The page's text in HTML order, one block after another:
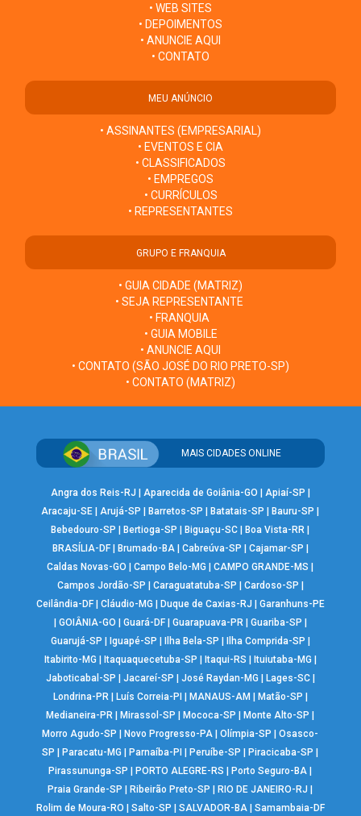
• WEB SITES
• DEPOIMENTOS
• ANUNCIE AQUI
• CONTATO
MEU ANÚNCIO
• ASSINANTES (EMPRESARIAL)
• EVENTOS E CIA
• CLASSIFICADOS
• EMPREGOS
• CURRÍCULOS
• REPRESENTANTES
GRUPO E FRANQUIA
• GUIA CIDADE (MATRIZ)
• SEJA REPRESENTANTE
• FRANQUIA
• GUIA MOBILE
• ANUNCIE AQUI
• CONTATO (SÃO JOSÉ DO RIO PRETO-SP)
• CONTATO (MATRIZ)
MAIS CIDADES ONLINE
Angra dos Reis-RJ | Aparecida de Goiânia-GO | Apiaí-SP |
Aracaju-SE | Arujá-SP |Barretos-SP |Batatais-SP |Bauru-SP |
Bebedouro-SP |Bertioga-SP |Biguaçu-SC |Boa Vista-RR |
BRASÍLIA-DF| Brumado-BA| Cabreúva-SP | Cajamar-SP |
Caldas Novas-GO |Campo Belo-MG |CAMPO GRANDE-MS |
Campos Jordão-SP | Caraguatatuba-SP | Cardoso-SP |
Ceilândia-DF| Cláudio-MG | Duque de Caxias-RJ | Garanhuns-PE
| GOIÂNIA-GO | Guará-DF| Guarapuava-PR | Guariba-SP |
Guarujá-SP | Iguapé-SP | Ilha Bela-SP | Ilha Comprida-SP |
Itabirito-MG | Itaquaquecetuba-SP | Itaqui-RS | Ituiutaba-MG |
Jaboticabal-SP | Jacareí-SP | José Raydan-MG | Lages-SC|
Londrina-PR | Luís Correia-PI | MANAUS-AM | Matão-SP |
Medianeira-PR |Mirassol-SP |Mococa-SP |Monte Alto-SP |
Morro Agudo-SP |Novo Progresso-PA |Olímpia-SP |Osasco-
SP |Paracatu-MG |Parnaíba-PI |Peruíbe-SP |Piracicaba-SP |
Pirassununga-SP |PORTO ALEGRE-RS |Porto Seguro-BA |
Praia Grande-SP |Ribeirão Preto-SP |RIO DE JANEIRO-RJ |
Rolim de Moura-RO | Salto-SP | SALVADOR-BA| Samambaia-DF